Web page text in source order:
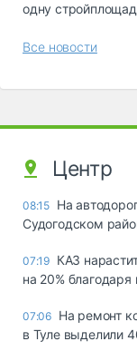
одну
Все новости
Центр
08:15 На
Судогодском
07:19 КАЗ
на 20%
07:06 На ремонт
в Туле выделили